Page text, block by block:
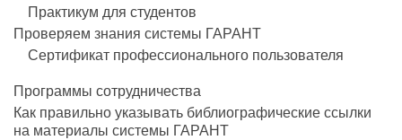
Практикум для студентов
Проверяем знания системы ГАРАНТ
Сертификат профессионального пользователя
Программы сотрудничества
Как правильно указывать библиографические ссылки
на материалы системы ГАРАНТ